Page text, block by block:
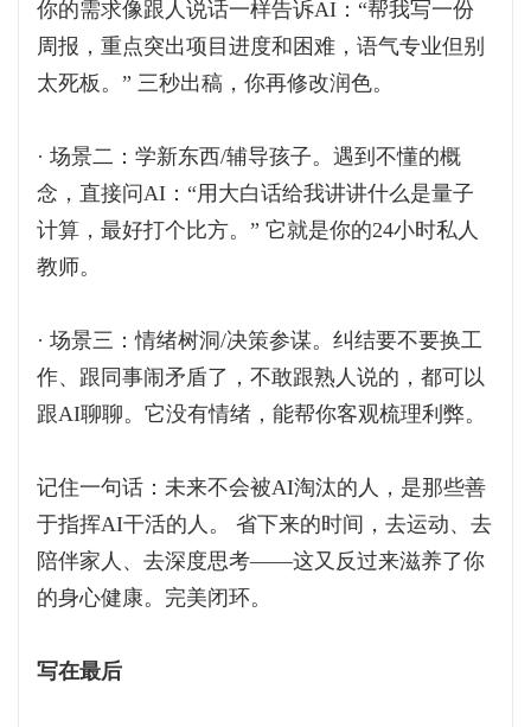
你的需求像跟人说话一样告诉AI：“帮我写一份
周报，重点突出项目进度和困难，语气专业但别
太死板。” 三秒出稿，你再修改润色。
· 场景二：学新东西/辅导孩子。遇到不懂的概
念，直接问AI：“用大白话给我讲讲什么是量子
计算，最好打个比方。” 它就是你的24小时私人
教师。
· 场景三：情绪树洞/决策参谋。纠结要不要换工
作、跟同事闹矛盾了，不敢跟熟人说的，都可以
跟AI聊聊。它没有情绪，能帮你客观梳理利弊。
记住一句话：未来不会被AI淘汰的人，是那些善
于指挥AI干活的人。 省下来的时间，去运动、去
陪伴家人、去深度思考——这又反过来滋养了你
的身心健康。完美闭环。
写在最后